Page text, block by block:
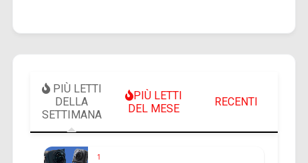
PIÙ LETTI
DELLA
SETTIMANA
PIÙ LETTI
DEL MESE
RECENTI
1